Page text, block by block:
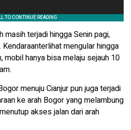
masih terjadi hingga Senin pagi,
mengular hingga
mobil hanya bisa melaju sejauh 10
menuju Cianjur pun juga terjadi
ke arah Bogor yang melambung
akses jalan dari arah